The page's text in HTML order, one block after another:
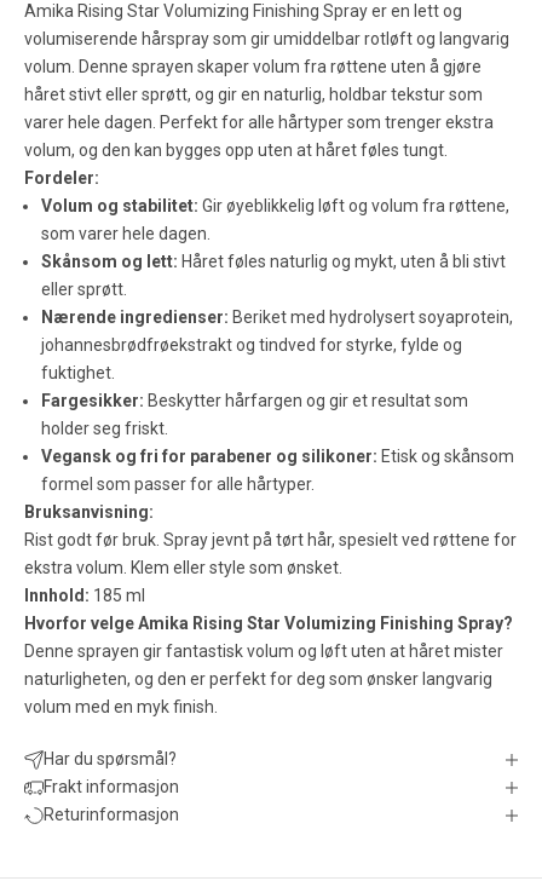
Amika Rising Star Volumizing Finishing Spray er en lett og
volumiserende hårspray som gir umiddelbar rotløft og langvarig
volum. Denne sprayen skaper volum fra røttene uten å gjøre
håret stivt eller sprøtt, og gir en naturlig, holdbar tekstur som
varer hele dagen. Perfekt for alle hårtyper som trenger ekstra
volum, og den kan bygges opp uten at håret føles tungt.
Fordeler:
Volum og stabilitet: Gir øyeblikkelig løft og volum fra røttene,
som varer hele dagen.
Skånsom og lett: Håret føles naturlig og mykt, uten å bli stivt
eller sprøtt.
Nærende ingredienser: Beriket med hydrolysert soyaprotein,
johannesbrødfrøekstrakt og tindved for styrke, fylde og
fuktighet.
Fargesikker: Beskytter hårfargen og gir et resultat som
holder seg friskt.
Vegansk og fri for parabener og silikoner: Etisk og skånsom
formel som passer for alle hårtyper.
Bruksanvisning:
Rist godt før bruk. Spray jevnt på tørt hår, spesielt ved røttene for
ekstra volum. Klem eller style som ønsket.
Innhold: 185 ml
Hvorfor velge Amika Rising Star Volumizing Finishing Spray?
Denne sprayen gir fantastisk volum og løft uten at håret mister
naturligheten, og den er perfekt for deg som ønsker langvarig
volum med en myk finish.
Har du spørsmål?
Frakt informasjon
Returinformasjon